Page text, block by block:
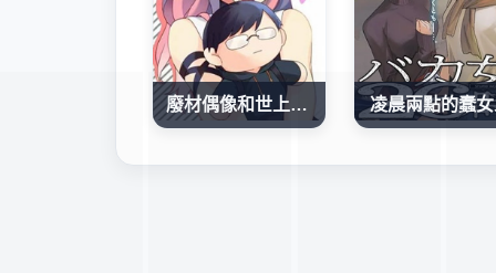
廢材偶像和世上唯一的粉絲 凌晨兩點的蠢